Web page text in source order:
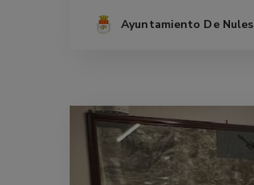
Ayuntamiento De Nules